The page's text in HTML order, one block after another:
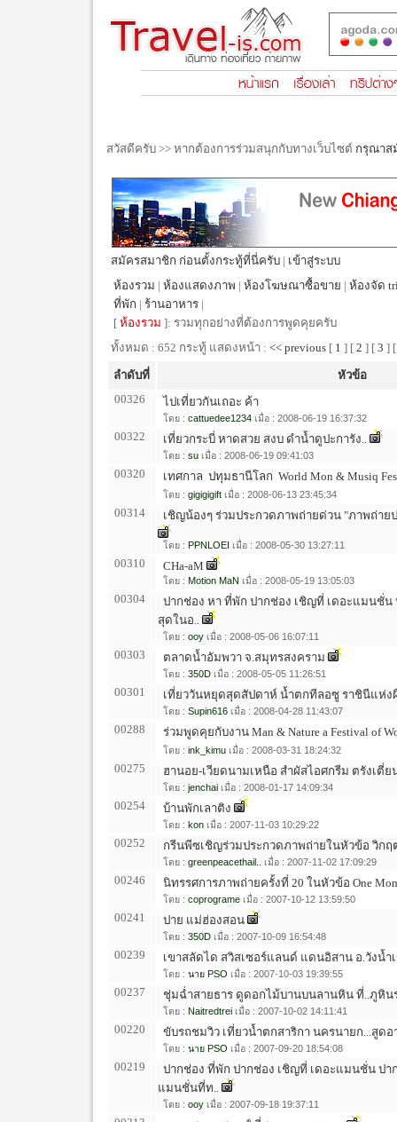
สวัสดีครับ >> หากต้องการร่วมสนุกกับทางเว็บไซต์ กรุณาส
สมัครสมาชิก ก่อนตั้งกระทู้ที่นี่ครับ | เข้าสู่ระบบ
ห้องรวม | ห้องแสดงภาพ | ห้องโฆษณาซื้อขาย | ห้องจัด
ที่พัก | ร้านอาหาร |
[ ห้องรวม ]: รวมทุกอย่างที่ต้องการพูดคุยครับ
ทั้งหมด : 652 กระทู้ แสดงหน้า : << previous [ 1 ] [ 2 ] [ 3 ]
ลำดับที่
หัวข้อ
00326
ไปเที่ยวกันเถอะ ค้า
โดย : cattuedee1234 เมื่อ : 2008-06-19 16:37:32
00322 เที่ยวกระบี่ หาดสวย สงบ ดำน้ำดูปะการัง..
โดย : su เมื่อ : 2008-06-19 09:41:03
00320 เทศกาล  ปทุมธานีโลก  World Mon & Musiq
โดย : gigigigift เมื่อ : 2008-06-13 23:45:34
00314 เชิญน้องๆ ร่วมประกวดภาพถ่ายด่วน "ภาพถ่าย
โดย : PPNLOEI เมื่อ : 2008-05-30 13:27:11
00310 CHa-aM
โดย : Motion MaN เมื่อ : 2008-05-19 13:05:03
00304
ปากช่อง หา ที่พัก ปากช่อง เชิญที่ เดอะแมนชั่
สุดในอ..
โดย : ooy เมื่อ : 2008-05-06 16:07:11
00303 ตลาดน้ำอัมพวา จ.สมุทรสงคราม
โดย : 350D เมื่อ : 2008-05-05 11:26:51
00301 เที่ยววันหยุดสุดสัปดาห์ น้ำตกทีลอซู ราชินีแห่งผื
โดย : Supin616 เมื่อ : 2008-04-28 11:43:07
00288 ร่วมพูดคุยกับงาน Man & Nature a Festival of
โดย : ink_kimu เมื่อ : 2008-03-31 18:24:32
00275 ฮานอย-เวียดนามเหนือ สำผัสไอศกรีม ตรังเตี่
โดย : jenchai เมื่อ : 2008-01-17 14:09:34
00254 บ้านพักเลาติง
โดย : kon เมื่อ : 2007-11-03 10:29:22
00252 กรีนพีซเชิญร่วมประกวดภาพถ่ายในหัวข้อ วิกฤ
โดย : greenpeacethail.. เมื่อ : 2007-11-02 17:09:29
00246 นิทรรศการภาพถ่ายครั้งที่ 20 ในหัวข้อ One
โดย : coprograme เมื่อ : 2007-10-12 13:59:50
00241 ปาย แม่ฮ่องสอน
โดย : 350D เมื่อ : 2007-10-09 16:54:48
00239 เขาสลัดได สวิสเซอร์แลนด์ แดนอิสาน อ.วังน้ำ
โดย : นาย PSO เมื่อ : 2007-10-03 19:39:55
00237 ชุ่มฉ่ำสายธาร ดูดอกไม้บานบนลานหิน ที่..ภูหิน
โดย : Naitredtrei เมื่อ : 2007-10-02 14:11:41
00220 ขับรถชมวิว เที่ยวน้ำตกสาริกา นครนายก...สูด
โดย : นาย PSO เมื่อ : 2007-09-20 18:54:08
00219
ปากช่อง ที่พัก ปากช่อง เชิญที่ เดอะแมนชั่น ปาก
แมนชั่นที่ท..
โดย : ooy เมื่อ : 2007-09-18 19:37:11